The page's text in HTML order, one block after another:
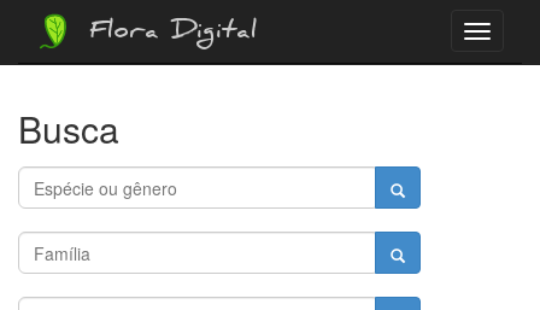
Menu
Flora Digital
Busca